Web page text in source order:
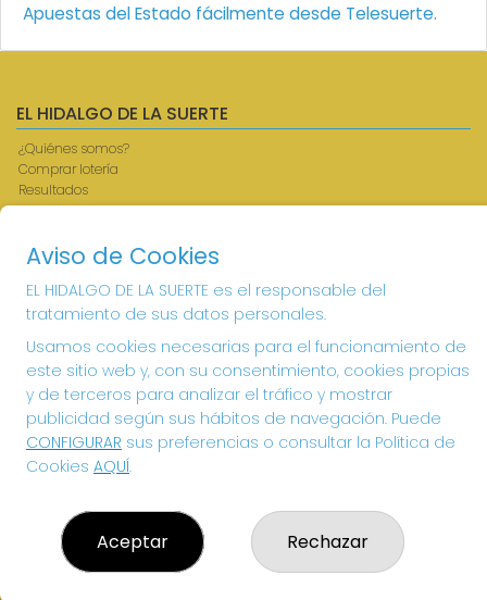
Apuestas del Estado fácilmente desde Telesuerte.
EL HIDALGO DE LA SUERTE
¿Quiénes somos?
Comprar lotería
Resultados
Contacto
Registro
CONTACTO
ADMINISTRACION DE LOTERIAS: 1-VILLANUEVA DE LOS
INFANTES - RECEPTOR OFICIAL: 26615
926360785
Clica aquí para contactar por WhatsApp
605897938
info@elhidalgodelasuerte.com
PLAZA MAYOR, 4 VILLANUEVA DE LOS INFANTES
(Ciudad Real) España
Aviso de Cookies
EL HIDALGO DE LA SUERTE es el responsable del
tratamiento de sus datos personales.
Usamos cookies necesarias para el funcionamiento de
este sitio web y, con su consentimiento, cookies propias
y de terceros para analizar el tráfico y mostrar
publicidad según sus hábitos de navegación. Puede
CONFIGURAR sus preferencias o consultar la Política de
Cookies AQUÍ.
Aceptar Rechazar